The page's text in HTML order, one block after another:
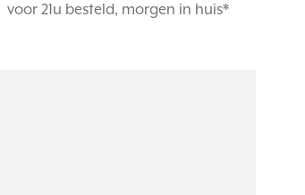
voor 21u besteld, morgen in huis*